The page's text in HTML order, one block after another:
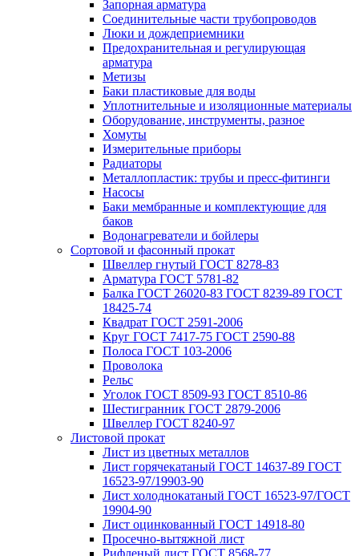
Запорная арматура
Соединительные части трубопроводов
Люки и дождеприемники
Предохранительная и регулирующая
арматура
Метизы
Баки пластиковые для воды
Уплотнительные и изоляционные материалы
Оборудование, инструменты, разное
Хомуты
Измерительные приборы
Радиаторы
Металлопластик: трубы и пресс-фитинги
Насосы
Баки мембранные и комплектующие для
баков
Водонагреватели и бойлеры
Сортовой и фасонный прокат
Швеллер гнутый ГОСТ 8278-83
Арматура ГОСТ 5781-82
Балка ГОСТ 26020-83 ГОСТ 8239-89 ГОСТ
18425-74
Квадрат ГОСТ 2591-2006
Круг ГОСТ 7417-75 ГОСТ 2590-88
Полоса ГОСТ 103-2006
Проволока
Рельс
Уголок ГОСТ 8509-93 ГОСТ 8510-86
Шестигранник ГОСТ 2879-2006
Швеллер ГОСТ 8240-97
Листовой прокат
Лист из цветных металлов
Лист горячекатаный ГОСТ 14637-89 ГОСТ
16523-97/19903-90
Лист холоднокатаный ГОСТ 16523-97/ГОСТ
19904-90
Лист оцинкованный ГОСТ 14918-80
Просечно-вытяжной лист
Рифленый лист ГОСТ 8568-77